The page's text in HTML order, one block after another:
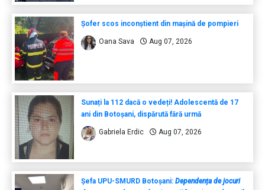
Șofer scos inconștient din mașină de pompieri
Oana Sava Aug 07, 2026
Sunați la 112 dacă o vedeți! Adolescentă de 17
ani din Botoșani, dispărută fără urmă
Gabriela Erdic Aug 07, 2026
Șefa UPU-SMURD Botoșani: Dependența de jocuri